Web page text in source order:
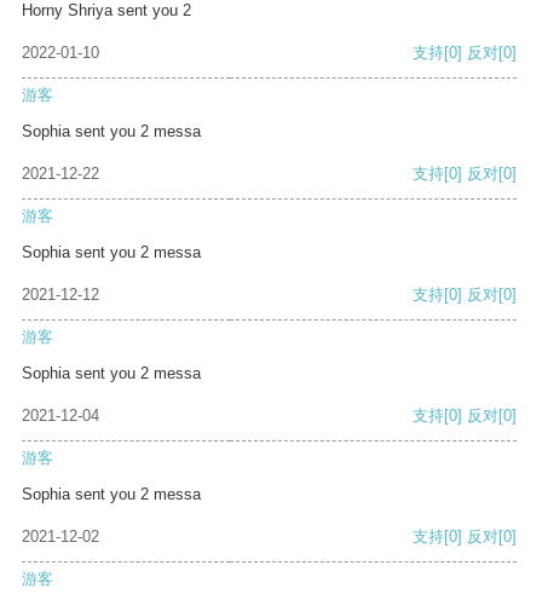
Horny Shriya sent you 2
2022-01-10 支持[0] 反对[0]
游客
Sophia sent you 2 messa
2021-12-22 支持[0] 反对[0]
游客
Sophia sent you 2 messa
2021-12-12 支持[0] 反对[0]
游客
Sophia sent you 2 messa
2021-12-04 支持[0] 反对[0]
游客
Sophia sent you 2 messa
2021-12-02 支持[0] 反对[0]
游客